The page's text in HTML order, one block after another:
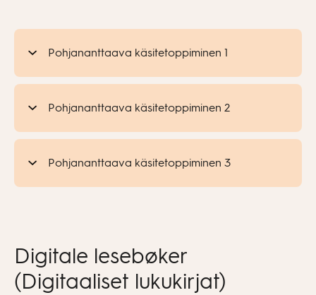
Pohjananttaava käsitetoppiminen 1
Pohjananttaava käsitetoppiminen 2
Pohjananttaava käsitetoppiminen 3
Digitale lesebøker
(Digitaaliset lukukirjat)